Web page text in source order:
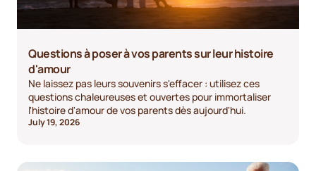
Questions à poser à vos parents sur leur histoire
d'amour
Ne laissez pas leurs souvenirs s'effacer : utilisez ces
questions chaleureuses et ouvertes pour immortaliser
l'histoire d'amour de vos parents dès aujourd'hui.
July 19, 2026